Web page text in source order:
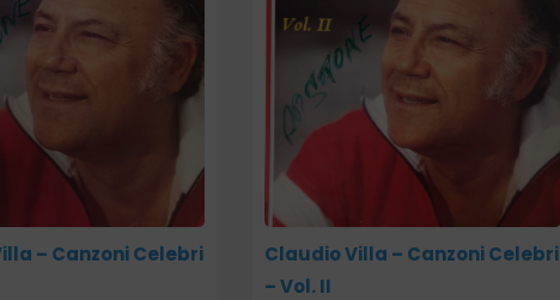
– Canzoni Celebri
Claudio Villa – Canzoni Celebri
– Vol. II